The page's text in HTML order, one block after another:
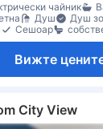
чайник
Душ Душ
Сешоар
Вижте
City View